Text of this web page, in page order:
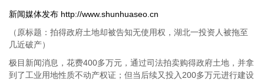
新闻媒体发布 http://www.shunhuaseo.cn
（原标题：拍得政府土地却被告知无使用权，湖北一投资人被拖至
几近破产）
极目新闻消息，花费400多万元，通过司法拍卖购得政府土地，并拿
到了工业用地性质不动产权证；但当后续又投入200多万元进行建设